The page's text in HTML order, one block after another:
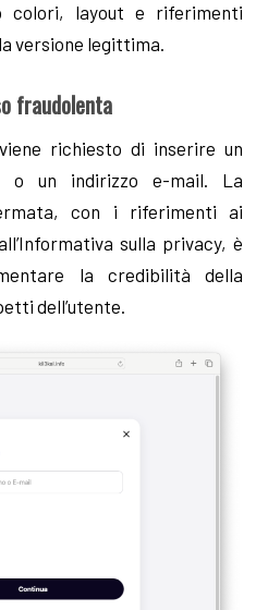
colori, layout e riferimenti
versione legittima.
fraudolenta
richiesto di inserire un
o un indirizzo e-mail. La
con i riferimenti ai
sulla privacy, è
la credibilità della
dell’utente.